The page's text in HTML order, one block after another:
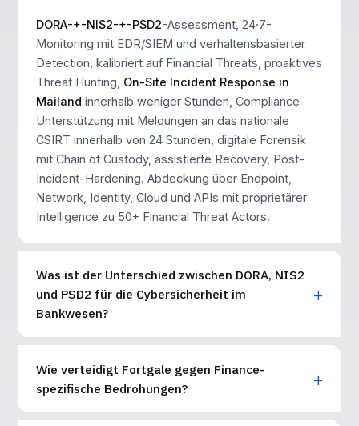
DORA-+-NIS2-+-PSD2-Assessment, 24·7-
Monitoring mit EDR/SIEM und verhaltensbasierter
Detection, kalibriert auf Financial Threats, proaktives
Threat Hunting, On-Site Incident Response in
Mailand innerhalb weniger Stunden, Compliance-
Unterstützung mit Meldungen an das nationale
CSIRT innerhalb von 24 Stunden, digitale Forensik
mit Chain of Custody, assistierte Recovery, Post-
Incident-Hardening. Abdeckung über Endpoint,
Network, Identity, Cloud und APIs mit proprietärer
Intelligence zu 50+ Financial Threat Actors.
Was ist der Unterschied zwischen DORA, NIS2
und PSD2 für die Cybersicherheit im
Bankwesen?
Wie verteidigt Fortgale gegen Finance-
spezifische Bedrohungen?